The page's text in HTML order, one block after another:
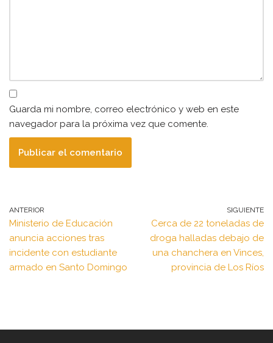
Guarda mi nombre, correo electrónico y web en este
navegador para la próxima vez que comente.
ANTERIOR
Ministerio de Educación
anuncia acciones tras
incidente con estudiante
armado en Santo Domingo
SIGUIENTE
Cerca de 22 toneladas de
droga halladas debajo de
una chanchera en Vinces,
provincia de Los Ríos